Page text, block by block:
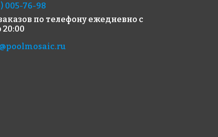
CARAIBI
выравнивания
Litokol CR55FT
005-76-98
по телефону ежедневно с
20:00